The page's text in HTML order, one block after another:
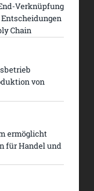
Verknüpfung
Chain
von
ermöglicht
für Handel und